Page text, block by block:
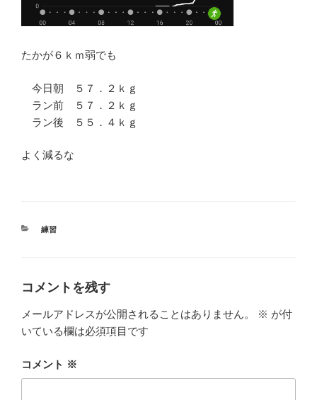
たかが６ｋｍ弱でも
今日朝 ５７．２ｋｇ
ラン前 ５７．２ｋｇ
ラン後 ５５．４ｋｇ
よく減るな
カ
練習
コメントを残す
メールアドレスが公開されることはありません。 ※ が付
いている欄は必須項目です
コメント ※